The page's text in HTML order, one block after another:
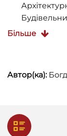
Більше
Автор(ка):